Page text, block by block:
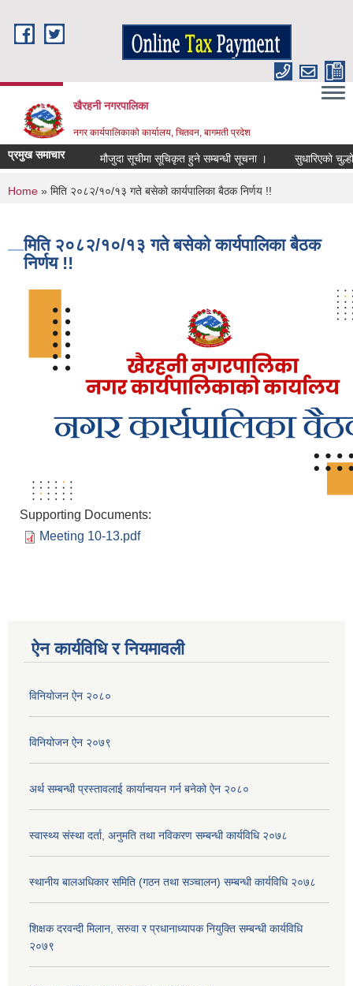
खैरहनी नगरपालिका
नगर कार्यपालिकाको कार्यालय, चितवन, बागमती प्रदेश
प्रमुख समाचार मौजुदा सूचीमा सूचिकृत हुने सम्बन्धी सूचना । सुधारिएको चुल्हो
You are here
Home » मिति २०८२/१०/१३ गते बसेको कार्यपालिका बैठक निर्णय !!
मिति २०८२/१०/१३ गते बसेको कार्यपालिका बैठक
निर्णय !!
Supporting Documents:
Meeting 10-13.pdf
ऐन कार्यविधि र नियमावली
विनियोजन ऐन २०८०
विनियोजन ऐन २०७९
अर्थ सम्बन्धी प्रस्तावलाई कार्यान्वयन गर्न बनेको ऐन २०८०
स्वास्थ्य संस्था दर्ता, अनुमति तथा नविकरण सम्बन्धी कार्यविधि २०७८
स्थानीय बालअधिकार समिति (गठन तथा सञ्चालन) सम्बन्धी कार्यविधि २०७८
शिक्षक दरवन्दी मिलान, सरुवा र प्रधानाध्यापक नियुक्ति सम्बन्धी कार्यविधि
२०७९